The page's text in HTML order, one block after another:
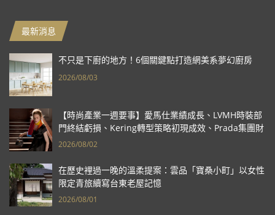
最新消息
不只是下廚的地方！6個關鍵點打造網美系夢幻廚房
2026/08/03
【時尚產業一週要事】愛馬仕業績成長、LVMH時裝部
門終結虧損、Kering轉型策略初現成效、Prada集團財
報亮眼
2026/08/02
在歷史裡過一晚的溫柔提案：雲品「寶桑小町」以女性
限定青旅續寫台東老屋記憶
2026/08/01